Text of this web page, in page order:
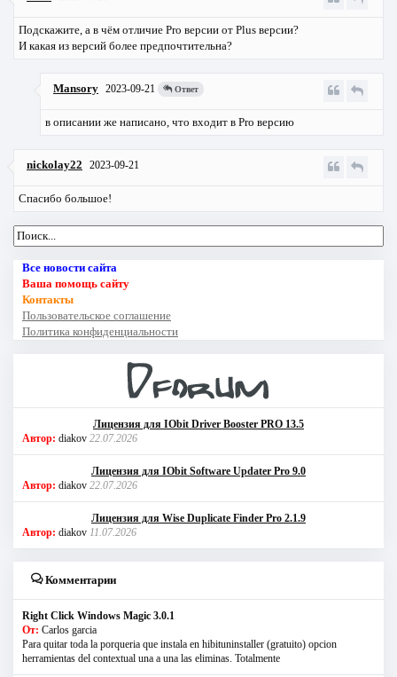
Подскажите, а в чём отличие Pro версии от Plus версии?
И какая из версий более предпочтительна?
Mansory 2023-09-21 Ответ
в описании же написано, что входит в Pro версию
nickolay22 2023-09-21
Спасибо большое!
Все новости сайта
Ваша помощь сайту
Контакты
Пользовательское соглашение
Политика конфиденциальности
Лицензия для IObit Driver Booster PRO 13.5
Автор: diakov 22.07.2026
Лицензия для IObit Software Updater Pro 9.0
Автор: diakov 22.07.2026
Лицензия для Wise Duplicate Finder Pro 2.1.9
Автор: diakov 11.07.2026
Комментарии
Right Click Windows Magic 3.0.1
От: Carlos garcia
Para quitar toda la porqueria que instala en hibituninstaller (gratuito) opcion
herramientas del contextual una a una las eliminas. Totalmente